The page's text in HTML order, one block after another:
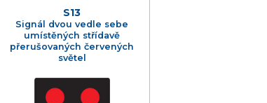
S13
Signál dvou vedle sebe
umístěných střídavě
přerušovaných červených
světel